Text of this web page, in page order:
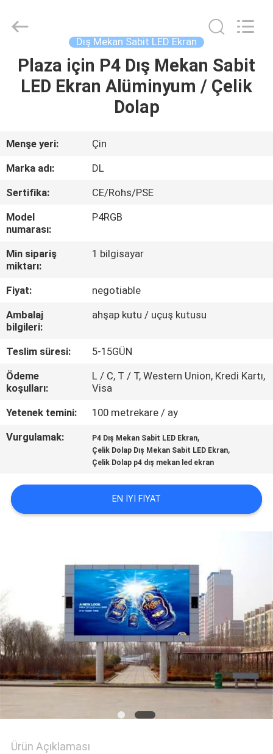
EV
VR
GÖSTERISI
HAKKIMIZDA
FABRIKA
TURU
KALITE
KONTROL
BIZIMLE
TEKLIF
HARITASI
PRIVACY
POLICY
LED
Co.,Ltd.
Reserved.
Dış Mekan Sabit LED Ekran
Plaza için P4 Dış Mekan Sabit
LED Ekran Alüminyum / Çelik
Dolap
Menşe yeri:
Çin
Marka adı:
DL
Sertifika:
CE/Rohs/PSE
Model
numarası:
P4RGB
Min sipariş
miktarı:
1 bilgisayar
Fiyat:
negotiable
Ambalaj
bilgileri:
ahşap kutu / uçuş kutusu
Teslim süresi:
5-15GÜN
Ödeme
koşulları:
L / C, T / T, Western Union, Kredi Kartı,
Visa
Yetenek temini:
100 metrekare / ay
Vurgulamak:
P4 Dış Mekan Sabit LED Ekran,
Çelik Dolap Dış Mekan Sabit LED Ekran,
Çelik Dolap p4 dış mekan led ekran
EN IYI FIYAT
Ürün Açıklaması